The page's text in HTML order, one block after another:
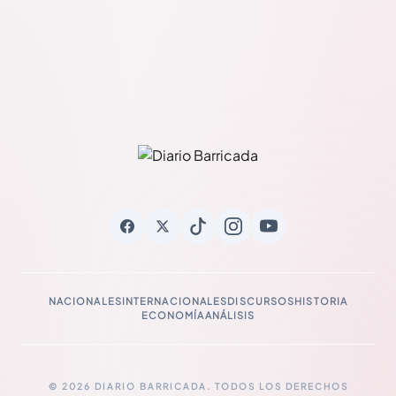
NACIONALESINTERNACIONALESDISCURSOSHISTORIA
ECONOMÍAANÁLISIS
© 2026 DIARIO BARRICADA. TODOS LOS DERECHOS